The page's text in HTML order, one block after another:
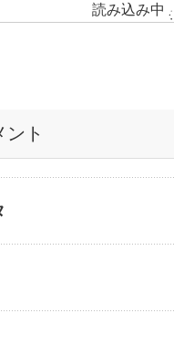
読み込み中
ト